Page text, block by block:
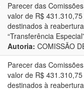
Parecer das
valor de R$
destinados à
“Transferência
Autoria: COMISSÃO
Parecer das
valor de R$
destinados à